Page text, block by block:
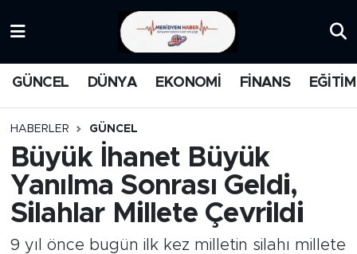
GÜNCEL DÜNYA EKONOMİ FİNANS EĞİTİM
HABERLER GÜNCEL
Büyük İhanet Büyük
Yanılma Sonrası Geldi,
Silahlar Millete Çevrildi
9 yıl önce bugün ilk kez milletin silahı millete
MANŞET
MEDYA
FİNANS
İstanbul Namaz Vakitleri
Trafik Durumu
Süper Lig Puan Durumu ve Fikstür